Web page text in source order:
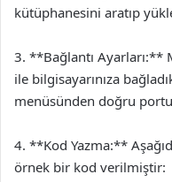
kütüphanesini aratıp
3. **Bağlantı Ayarları:**
ile bilgisayarınıza
menüsünden doğru
4. **Kod Yazma:**
örnek bir kod verilmiştir: